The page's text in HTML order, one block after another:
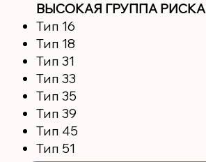
ВЫСОКАЯ ГРУППА РИСКА
Тип 16
Тип 18
Тип 31
Тип 33
Тип 35
Тип 39
Тип 45
Тип 51